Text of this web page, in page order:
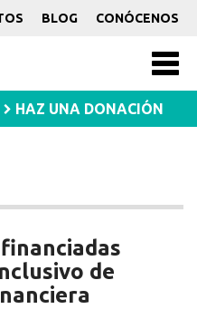
BLOG CONÓCENOS
HAZ UNA DONACIÓN
de